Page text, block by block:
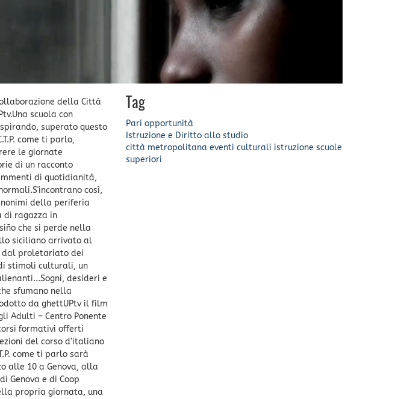
della Città
scuola con
superato questo
come ti parlo,
le giornate
di un racconto
di quotidianità,
così,
della periferia
di ragazza in
che si perde nella
siciliano arrivato al
dal proletariato dei
stimoli culturali, un
desideri e
sfumano nella
da ghettUPtv il film
Adulti – Centro Ponente
formativi offerti
del corso d’italiano
come ti parlo sarà
alle 10 a Genova, alla
Genova e di Coop
propria giornata, una
Tag
Pari opportunità
Istruzione e Diritto allo studio
città metropolitana eventi culturali istruzione scuole
superiori